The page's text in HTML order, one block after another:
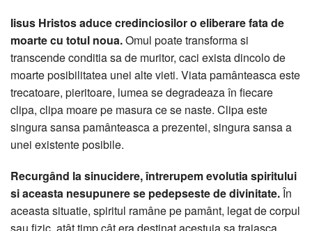
Iisus Hristos aduce credinciosilor o eliberare fata de
moarte cu totul noua.Omul poate transforma si
transcende conditia sa de muritor, caci exista dincolo de
moarte posibilitatea unei alte vieti. Viata pamânteasca este
trecatoare, pieritoare, lumea se degradeaza în fiecare
clipa, clipa moare pe masura ce se naste. Clipa este
singura sansa pamânteasca a prezentei, singura sansa a
unei existente posibile.
Recurgând la sinucidere, întrerupem evolutia spiritului
si aceasta nesupunere se pedepseste de divinitate.În
aceasta situatie, spiritul ramâne pe pamânt, legat de corpul
sau fizic, atât timp cât era destinat acestuia sa traiasca,